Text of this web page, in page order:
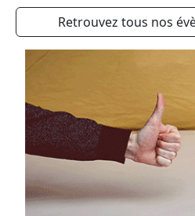
Retrouvez tous nos